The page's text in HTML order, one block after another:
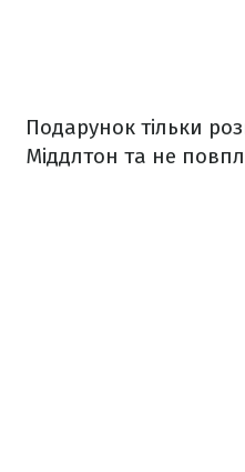
Подарунок тільки
Міддлтон та не